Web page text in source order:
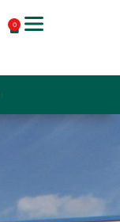
0